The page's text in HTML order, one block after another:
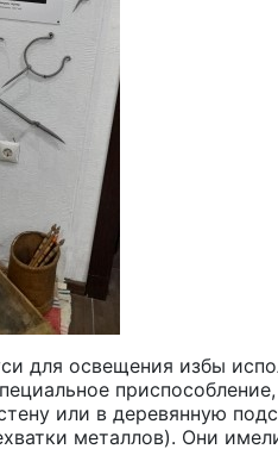
для освещения избы
или в деревянную
металлов). Они